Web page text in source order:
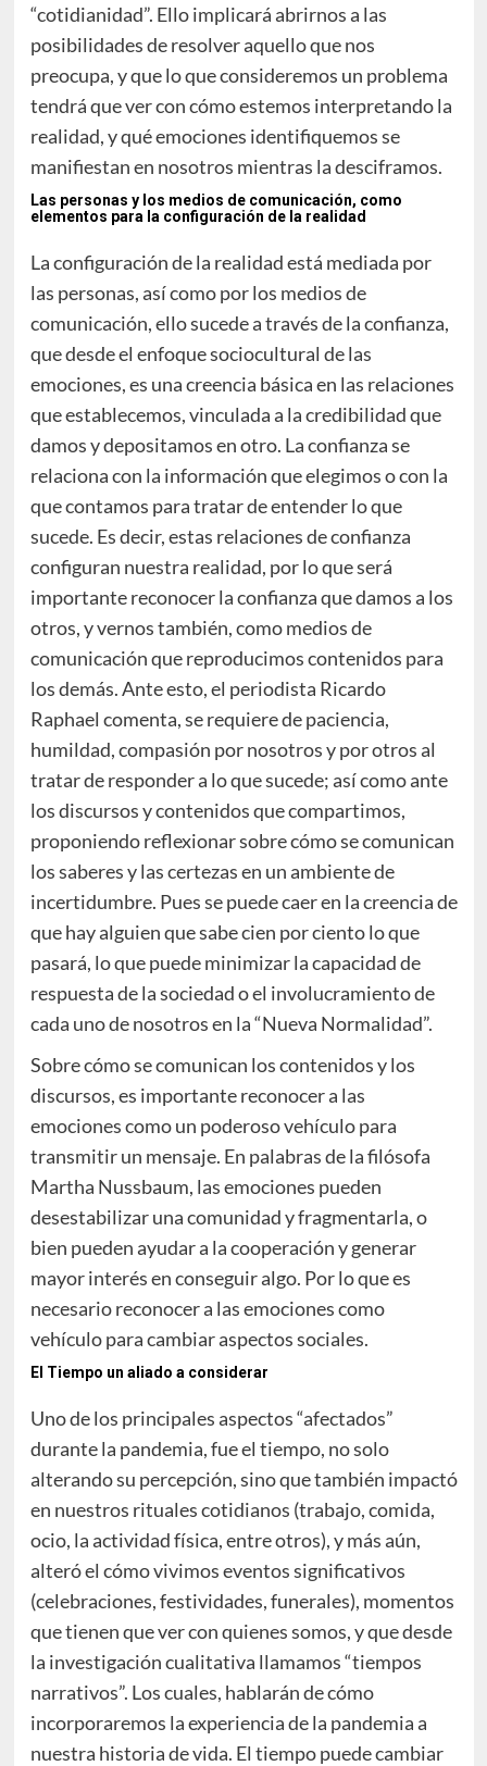
“cotidianidad”. Ello implicará abrirnos a las
posibilidades de resolver aquello que nos
preocupa, y que lo que consideremos un problema
tendrá que ver con cómo estemos interpretando la
realidad, y qué emociones identifiquemos se
manifiestan en nosotros mientras la desciframos.
Las personas y los medios de comunicación, como
elementos para la configuración de la realidad
La configuración de la realidad está mediada por
las personas, así como por los medios de
comunicación, ello sucede a través de la confianza,
que desde el enfoque sociocultural de las
emociones, es una creencia básica en las relaciones
que establecemos, vinculada a la credibilidad que
damos y depositamos en otro. La confianza se
relaciona con la información que elegimos o con la
que contamos para tratar de entender lo que
sucede. Es decir, estas relaciones de confianza
configuran nuestra realidad, por lo que será
importante reconocer la confianza que damos a los
otros, y vernos también, como medios de
comunicación que reproducimos contenidos para
los demás. Ante esto, el periodista Ricardo
Raphael comenta, se requiere de paciencia,
humildad, compasión por nosotros y por otros al
tratar de responder a lo que sucede; así como ante
los discursos y contenidos que compartimos,
proponiendo reflexionar sobre cómo se comunican
los saberes y las certezas en un ambiente de
incertidumbre. Pues se puede caer en la creencia de
que hay alguien que sabe cien por ciento lo que
pasará, lo que puede minimizar la capacidad de
respuesta de la sociedad o el involucramiento de
cada uno de nosotros en la “Nueva Normalidad”.
Sobre cómo se comunican los contenidos y los
discursos, es importante reconocer a las
emociones como un poderoso vehículo para
transmitir un mensaje. En palabras de la filósofa
Martha Nussbaum, las emociones pueden
desestabilizar una comunidad y fragmentarla, o
bien pueden ayudar a la cooperación y generar
mayor interés en conseguir algo. Por lo que es
necesario reconocer a las emociones como
vehículo para cambiar aspectos sociales.
El Tiempo un aliado a considerar
Uno de los principales aspectos “afectados”
durante la pandemia, fue el tiempo, no solo
alterando su percepción, sino que también impactó
en nuestros rituales cotidianos (trabajo, comida,
ocio, la actividad física, entre otros), y más aún,
alteró el cómo vivimos eventos significativos
(celebraciones, festividades, funerales), momentos
que tienen que ver con quienes somos, y que desde
la investigación cualitativa llamamos “tiempos
narrativos”. Los cuales, hablarán de cómo
incorporaremos la experiencia de la pandemia a
nuestra historia de vida. El tiempo puede cambiar